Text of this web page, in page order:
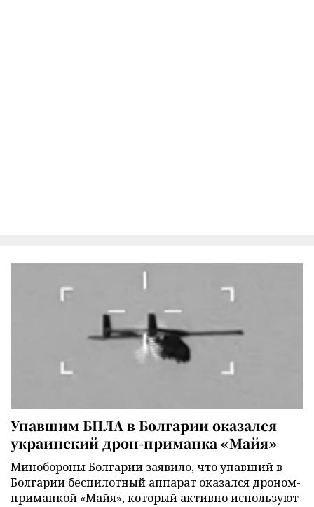
Упавшим БПЛА в Болгарии оказался
украинский дрон-приманка «Майя»
Минобороны Болгарии заявило, что упавший в
Болгарии беспилотный аппарат оказался дроном-
приманкой «Майя», который активно используют